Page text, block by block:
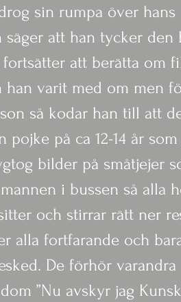
sin rumpa över
säger att han tycker
fortsätter att berätta om
han varit med om men
så kodar han till att
pojke på ca 12-14 år
bilder på småtjejer
i bussen så alla
och stirrar rätt ner
alla fortfarande och
De förhör
”Nu avskyr jag